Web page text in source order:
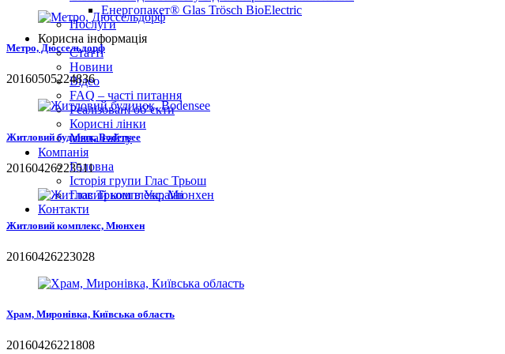
Енергопакет® Glas Trösch BioElectric
Послуги
Корисна інформація
Статті
Новини
Відео
FAQ – часті питання
Реалізовані об’єкти
Корисні лінки
Мапа сайту
Компанія
Головна
Історія групи Глас Трьош
Глас Трьош в Україні
Контакти
Метро, Дюссельдорф
20160505224836
Житловий будинок, Bodensee
20160426223511
Житловий комплекс, Мюнхен
20160426223028
Храм, Миронівка, Київська область
20160426221808